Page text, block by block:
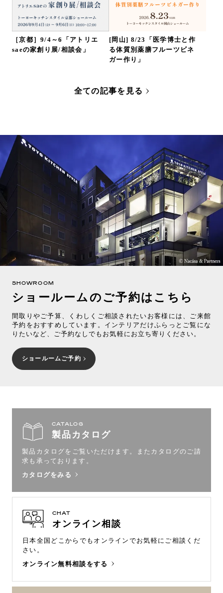
［京都］9/4～6「アトリエ
saeの家創り展/相談会」
[岡山] 8/23「医学博士と作
る体質別薬膳フルーツビネ
ガー作り」
全ての記事を見る
SHOWROOM
ショールームのご予約はこちら
間取りやご予算、くわしくご相談されたいお客様には、ご来館
予約をおすすめしています。インテリアだけふらっとご覧にな
りたいなど、ご予約なしでもお気軽にお立ち寄りください。
ショールームご予約
CATALOG
製品カタログ
製品カタログをご覧いただけます。
またカタログのご請
求も承っております。
カタログをみる
CHAT
オンライン相談
日本全国どこからでもオンラインでお気軽にご相談くだ
さい。
オンライン無料相談をする